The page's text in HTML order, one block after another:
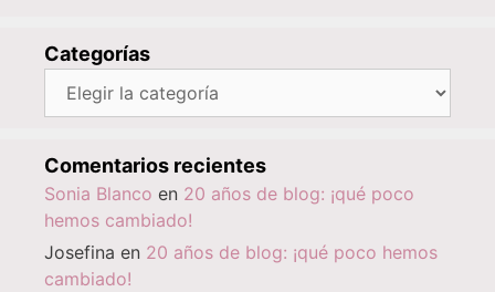
Categorías
Categorías
Comentarios recientes
Sonia Blanco en 20 años de blog: ¡qué poco
hemos cambiado!
Josefina en 20 años de blog: ¡qué poco hemos
cambiado!